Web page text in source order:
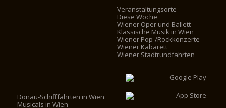
Veranstaltungsorte
Diese Woche
Wiener Oper und Ballett
Klassische Musik in Wien
Wiener Pop-/Rockkonzerte
Wiener Kabarett
Wiener Stadtrundfahrten
Donau-Schifffahrten in Wien
Musicals in Wien